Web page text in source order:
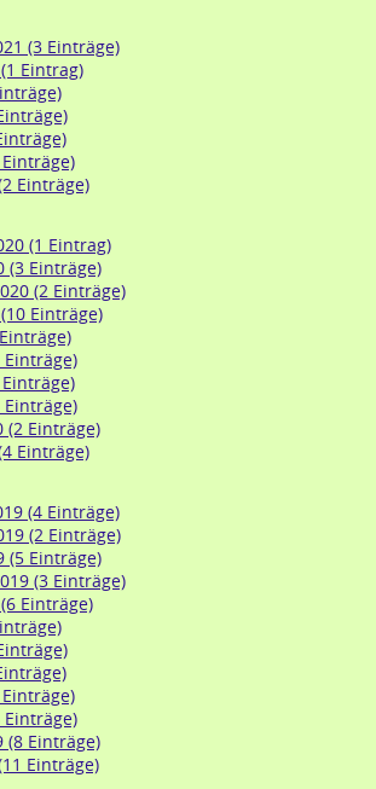
(3 Einträge)
Eintrag)
Einträge)
(1 Eintrag)
(3 Einträge)
(2 Einträge)
Einträge)
Einträge)
Einträge)
(2 Einträge)
Einträge)
(4 Einträge)
(2 Einträge)
(5 Einträge)
(3 Einträge)
Einträge)
Einträge)
(8 Einträge)
Einträge)